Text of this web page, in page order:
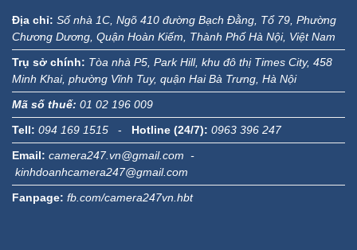
Địa chỉ: Số nhà 1C, Ngõ 410 đường Bạch Đằng, Tổ 79, Phường
Chương Dương, Quận Hoàn Kiếm, Thành Phố Hà Nội, Việt Nam
Trụ sở chính: Tòa nhà P5, Park Hill, khu đô thị Times City, 458
Minh Khai, phường Vĩnh Tuy, quận Hai Bà Trưng, Hà Nội
Mã số thuế: 01 02 196 009
Tell: 094 169 1515 - Hotline (24/7): 0963 396 247
Email: camera247.vn@gmail.com -
kinhdoanhcamera247@gmail.com
Fanpage: fb.com/camera247vn.hbt